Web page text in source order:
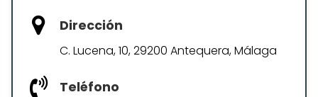
Dirección
C. Lucena, 10, 29200 Antequera, Málaga
Teléfono